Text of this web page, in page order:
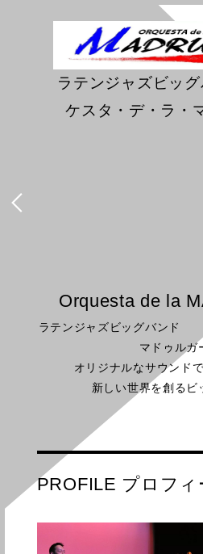
ラテンジャズビ
ケスタ・デ・ラ・
Orquesta de la
ラテンジャズビッグバンド
マドゥルガ
オリジナルなサウンド
新しい世界を創るビ
PROFILE プロフィ